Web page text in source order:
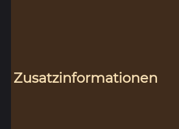
Zusatzinformationen